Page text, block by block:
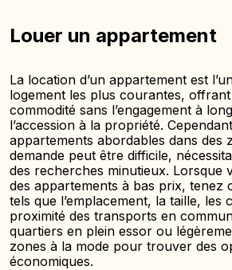
Louer un appartement
La location d’un appartement est
logement les plus courantes,
commodité sans l’engagement à
l’accession à la propriété.
appartements abordables dans des
demande peut être difficile,
des recherches minutieux. Lorsque
des appartements à bas prix, tenez
tels que l’emplacement, la taille, les
proximité des transports en
quartiers en plein essor ou
zones à la mode pour trouver des
économiques.